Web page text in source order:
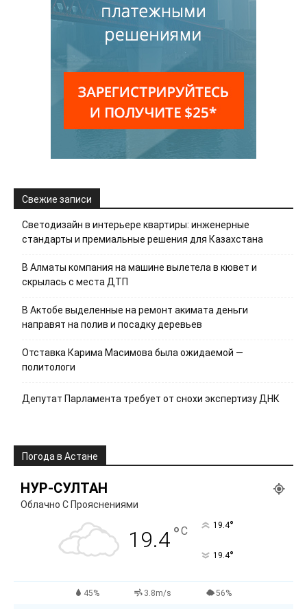
Свежие записи
Светодизайн в интерьере квартиры: инженерные
стандарты и премиальные решения для Казахстана
В Алматы компания на машине вылетела в кювет и
скрылась с места ДТП
В Актобе выделенные на ремонт акимата деньги
направят на полив и посадку деревьев
Отставка Карима Масимова была ожидаемой —
политологи
Депутат Парламента требует от снохи экспертизу ДНК
Погода в Астане
НУР-СУЛТАН
Облачно С Прояснениями
19.4°C 19.4°
19.4°
45% 3.8m/s 56%